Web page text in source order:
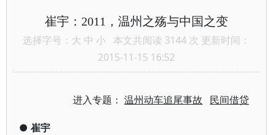
崔宇：2011，温州之殇与中国之变
选择字号： 大 中 小 本文共阅读 3144 次 更新时间：
2015-11-15 16:52
进入专题：温州动车追尾事故 民间借贷
● 崔宇